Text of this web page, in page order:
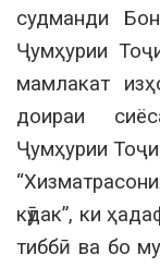
судманди
Ҷумҳурии
мамлакат
доираи
Ҷумҳурии
кӯдак”, ки
тиббӣ ва бо